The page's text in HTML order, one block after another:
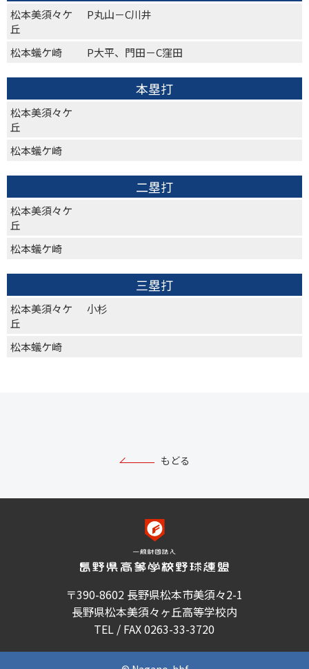
松本美須々ケ
丘
P丸山－C川井
松本蟻ケ崎 P大平、門田－C窪田
本塁打
松本美須々ケ
丘
松本蟻ケ崎
二塁打
松本美須々ケ
丘
松本蟻ケ崎
三塁打
松本美須々ケ
丘
小杉
松本蟻ケ崎
もどる
〒390-8602 長野県松本市美須々2-1
長野県松本美須々ヶ丘高等学校内
TEL / FAX 0263-33-3720